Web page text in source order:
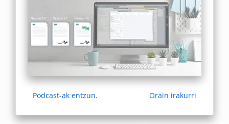
Podcast-ak entzun. Orain irakurri